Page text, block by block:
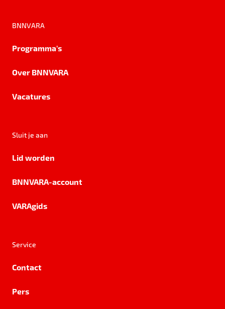
BNNVARA
Programma's
Over BNNVARA
Vacatures
Sluit je aan
Lid worden
BNNVARA-account
VARAgids
Service
Contact
Pers